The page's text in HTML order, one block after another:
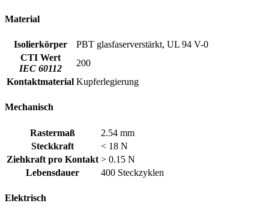
Material
Isolierkörper
PBT glasfaserverstärkt, UL 94 V-0
CTI Wert
IEC 60112
200
Kontaktmaterial Kupferlegierung
Mechanisch
Rastermaß
2.54 mm
Steckkraft
< 18 N
Ziehkraft pro Kontakt > 0.15 N
Lebensdauer
400 Steckzyklen
Elektrisch